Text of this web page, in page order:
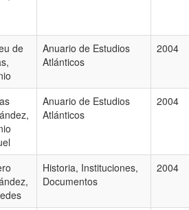
de
Anuario de Estudios
Atlánticos
2004
Anuario de Estudios
Atlánticos
2004
Historia, Instituciones,
Documentos
2004